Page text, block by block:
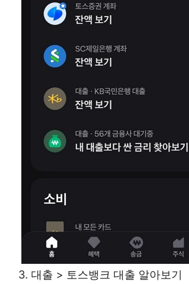
3. 대출 > 토스뱅크 대출 알아보기